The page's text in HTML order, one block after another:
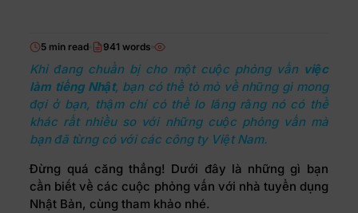
5 min read 941 words
Khi đang chuẩn bị cho một cuộc phỏng vấn việc
làm tiếng Nhật, bạn có thể tò mò về những gì mong
đợi ở bạn, thậm chí có thể lo lắng rằng nó có thể
khác rất nhiều so với những cuộc phỏng vấn mà
bạn đã từng có với các công ty Việt Nam.
Đừng quá căng thẳng! Dưới đây là những gì bạn
cần biết về các cuộc phỏng vấn với nhà tuyển dụng
Nhật Bản, cùng tham khảo nhé.